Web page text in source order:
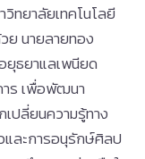
ทยาลัยเทคโนโลยี
ย นายลายทอง
ธยาแลเพนียด
าร เพื่อพัฒนา
ปลี่ยนความรู้ทาง
และการอนุรักษ์ศิลป